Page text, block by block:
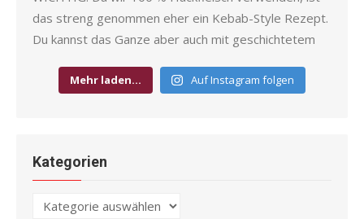
Mehr laden… Auf Instagram folgen
Kategorien
Kategorien